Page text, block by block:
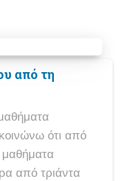
από τη
ότι από
από τριάντα